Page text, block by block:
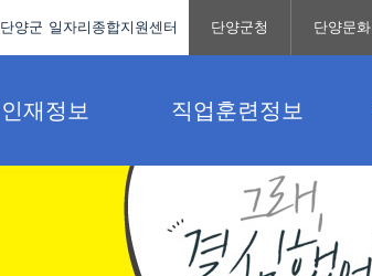
인재정보 직업훈련정보
단양군 일자리종합지원센터 단양군청 단양문